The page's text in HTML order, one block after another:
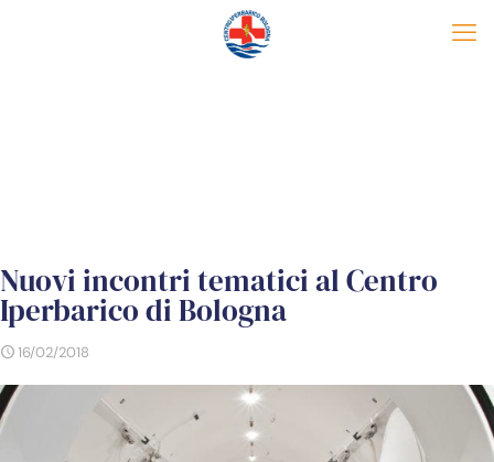
Nuovi incontri tematici al Centro
Iperbarico di Bologna
16/02/2018